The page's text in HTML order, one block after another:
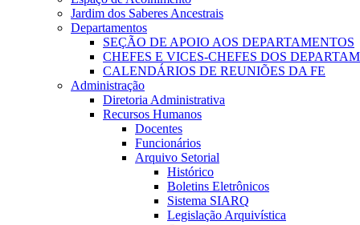
Jardim dos Saberes Ancestrais
Departamentos
SEÇÃO DE APOIO AOS DEPARTAMENTOS
CHEFES E VICES-CHEFES DOS
CALENDÁRIOS DE REUNIÕES DA FE
Administração
Diretoria Administrativa
Recursos Humanos
Docentes
Funcionários
Arquivo Setorial
Histórico
Boletins Eletrônicos
Sistema SIARQ
Legislação Arquivística